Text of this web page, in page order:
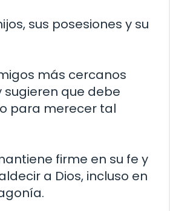
sus posesiones y su
más cercanos
sugieren que debe
para merecer tal
firme en su fe y
a Dios, incluso en